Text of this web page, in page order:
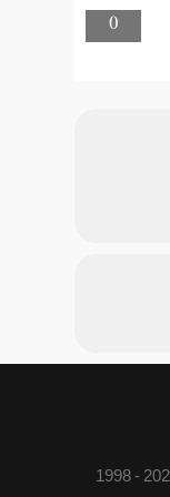
0
جميع الحقوق محفوظة © 2026 - 1998